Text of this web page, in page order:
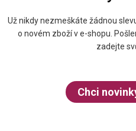
Už nikdy nezmeškáte žádnou
o novém zboží v e-shopu.
zadejte
Chci